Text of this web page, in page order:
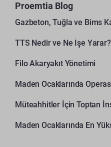
Proemtia Blog
TTS Nedir ve Ne İşe Yarar?
Filo Akaryakıt Yönetimi